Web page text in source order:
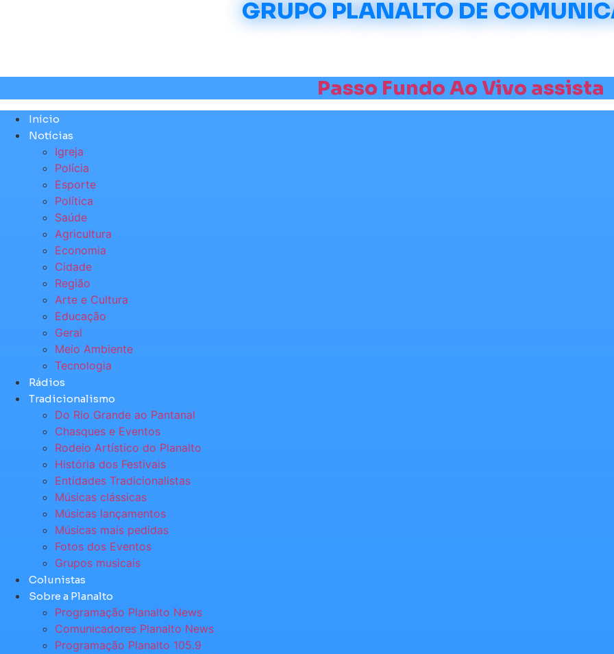
GRUPO PLANALTO DE
Passo Fundo Ao Vivo assista
Início
Notícias
Igreja
Polícia
Esporte
Política
Saúde
Agricultura
Economia
Cidade
Região
Arte e Cultura
Educação
Geral
Meio Ambiente
Tecnologia
Rádios
Tradicionalismo
Do Rio Grande ao Pantanal
Chasques e Eventos
Rodeio Artístico do Planalto
História dos Festivais
Entidades Tradicionalistas
Músicas clássicas
Músicas lançamentos
Músicas mais pedidas
Fotos dos Eventos
Grupos musicais
Colunistas
Sobre a Planalto
Programação Planalto News
Comunicadores Planalto News
Programação Planalto 105.9